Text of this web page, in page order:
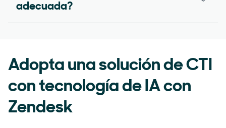
adecuada?
Adopta una solución de CTI
con tecnología de IA con
Zendesk